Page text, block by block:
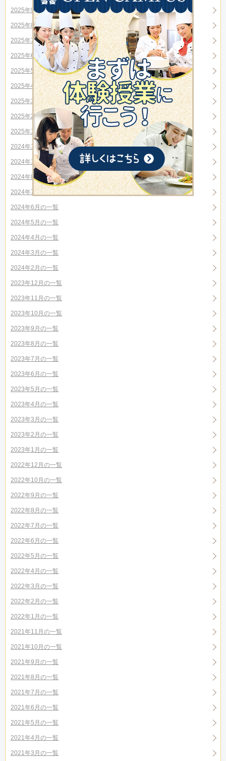
2025年9月の一覧
2025年8月の一覧
2025年7月の一覧
2025年6月の一覧
2025年5月の一覧
2025年4月の一覧
2025年3月の一覧
2025年2月の一覧
2025年1月の一覧
2024年11月の一覧
2024年10月の一覧
2024年8月の一覧
2024年7月の一覧
2024年6月の一覧
2024年5月の一覧
2024年4月の一覧
2024年3月の一覧
2024年2月の一覧
2023年12月の一覧
2023年11月の一覧
2023年10月の一覧
2023年9月の一覧
2023年8月の一覧
2023年7月の一覧
2023年6月の一覧
2023年5月の一覧
2023年4月の一覧
2023年3月の一覧
2023年2月の一覧
2023年1月の一覧
2022年12月の一覧
2022年10月の一覧
2022年9月の一覧
2022年8月の一覧
2022年7月の一覧
2022年6月の一覧
2022年5月の一覧
2022年4月の一覧
2022年3月の一覧
2022年2月の一覧
2022年1月の一覧
2021年11月の一覧
2021年10月の一覧
2021年9月の一覧
2021年8月の一覧
2021年7月の一覧
2021年6月の一覧
2021年5月の一覧
2021年4月の一覧
2021年3月の一覧